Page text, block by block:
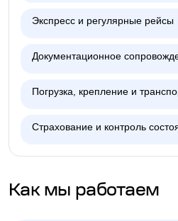
Экспресс и регулярные рейсы
Документационное
Погрузка, крепление и
Страхование и контроль
Как мы работаем